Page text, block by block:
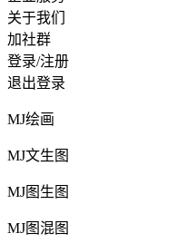
关于我们
加社群
登录/注册
退出登录
MJ绘画
MJ文生图
MJ图生图
MJ图混图